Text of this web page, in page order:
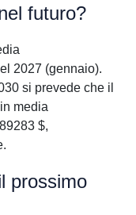
futuro?
2027 (gennaio).
si prevede che il
media
$,
prossimo